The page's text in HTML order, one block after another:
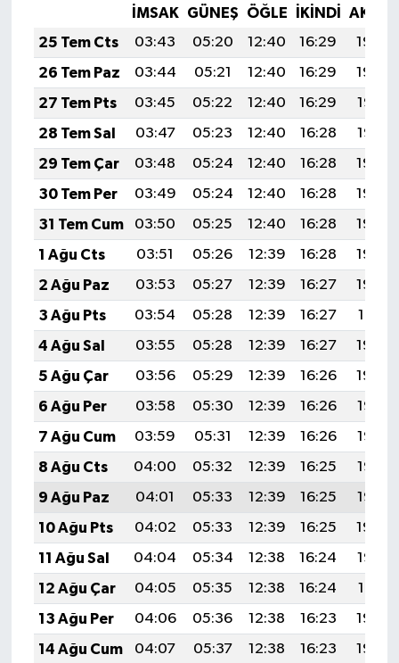
İMSAK GÜNEŞ ÖĞLE İKINDI
25 Tem Cts
03:43 05:20 12:40 16:29
19:49
26 Tem Paz
03:44 05:21 12:40 16:29
19:48
27 Tem Pts
03:45 05:22 12:40 16:29
19:47
28 Tem Sal
03:47 05:23 12:40 16:28
19:47
29 Tem Çar
03:48 05:24 12:40 16:28
19:46
30 Tem Per
03:49 05:24 12:40 16:28
19:45
31 Tem Cum
03:50 05:25 12:40 16:28
19:44
1 Ağu Cts
03:51 05:26 12:39 16:28
19:43
2 Ağu Paz
03:53 05:27 12:39 16:27
19:42
3 Ağu Pts
03:54 05:28 12:39 16:27
19:41
4 Ağu Sal
03:55 05:28 12:39 16:27
19:40
5 Ağu Çar
03:56 05:29 12:39 16:26
19:39
6 Ağu Per
03:58 05:30 12:39 16:26
19:38
7 Ağu Cum
03:59 05:31 12:39 16:26
19:37
8 Ağu Cts
04:00 05:32 12:39 16:25
19:36
9 Ağu Paz
04:01 05:33 12:39 16:25
19:35
10 Ağu Pts
04:02 05:33 12:39 16:25
19:34
11 Ağu Sal
04:04 05:34 12:38 16:24
19:33
12 Ağu Çar
04:05 05:35 12:38 16:24
19:31
13 Ağu Per
04:06 05:36 12:38 16:23
19:30
14 Ağu Cum
04:07 05:37 12:38 16:23
19:29